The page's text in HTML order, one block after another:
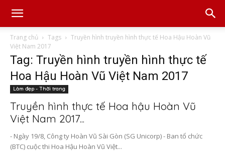
Trang chủ Tags
Truyền hình truyền hình thực tế Hoa Hậu Hoàn Vũ
Việt Nam 2017
Tag: Truyền hình truyền hình thực tế
Hoa Hậu Hoàn Vũ Việt Nam 2017
Làm đẹp - Thời trang
Truyền hình thực tế Hoa hậu Hoàn Vũ
Việt Nam 2017...
- Ngày 19/8, Công ty Hoàn Vũ Sài Gòn (SG Unicorp) - Ban tổ chức
(BTC) cuộc thi Hoa Hậu Hoàn Vũ Việt...